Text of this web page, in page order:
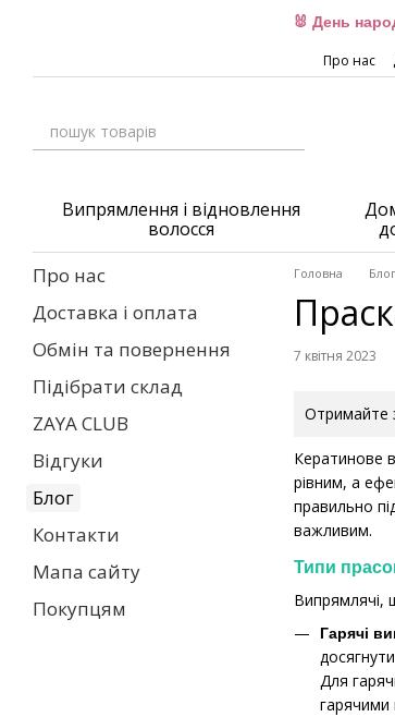
🐰 День
Про нас
Випрямлення і відновлення
волосся
Головна Блог
7 квітня 2023
Отримайте
Кератинове
рівним, а
правильно
важливим.
Типи
Випрямлячі,
Гарячі
Для
гарячими
Про нас
Доставка і оплата
Обмін та повернення
Підібрати склад
ZAYA CLUB
Відгуки
Блог
Контакти
Мапа сайту
Покупцям